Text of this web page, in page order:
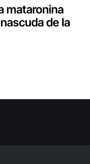
mataronina
de la